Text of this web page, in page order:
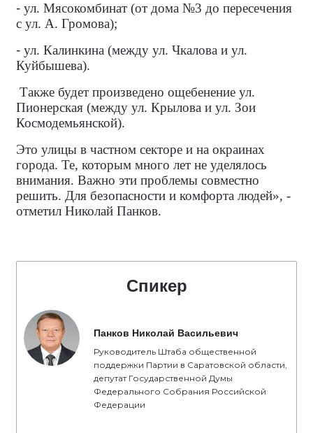
- ул. Мясокомбинат (от дома №3 до пересечения
с ул. А. Громова);
- ул. Калинкина (между ул. Чкалова и ул.
Куйбышева).
Также будет произведено ощебенение ул.
Пионерская (между ул. Крылова и ул. Зои
Космодемьянской).
Это улицы в частном секторе и на окраинах
города. Те, которым много лет не уделялось
внимания. Важно эти проблемы совместно
решить. Для безопасности и комфорта людей», -
отметил Николай Панков.
Спикер
Панков Николай Васильевич
Руководитель Штаба общественной
поддержки Партии в Саратовской области,
депутат Государственной Думы
Федерального Собрания Российской
Федерации